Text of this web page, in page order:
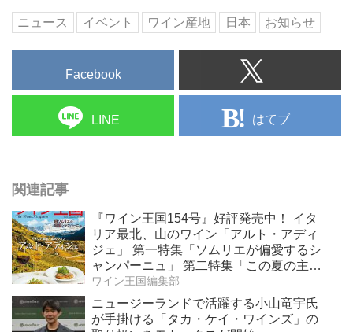
ニュース イベント ワイン産地 日本 お知らせ
Facebook
LINE はてブ
関連記事
『ワイン王国154号』好評発売中！ イタ
リア最北、山のワイン「アルト・アディ
ジェ」 第一特集「ソムリエが偏愛するシ
ャンパーニュ」 第二特集「この夏の主
役！ ナチュラルなロゼワイン」
ワイン王国編集部
ニュージーランドで活躍する小山竜宇氏
が手掛ける「タカ・ケイ・ワインズ」の